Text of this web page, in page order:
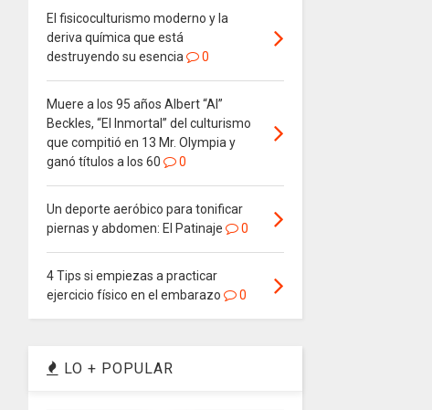
El fisicoculturismo moderno y la
deriva química que está
destruyendo su esencia
0
Muere a los 95 años Albert “Al”
Beckles, “El Inmortal” del culturismo
que compitió en 13 Mr. Olympia y
ganó títulos a los 60
0
Un deporte aeróbico para tonificar
piernas y abdomen: El Patinaje
0
4 Tips si empiezas a practicar
ejercicio físico en el embarazo
0
LO + POPULAR